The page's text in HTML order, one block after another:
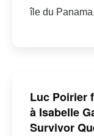
île du Panama.
Luc Poirier
à Isabelle
Survivor